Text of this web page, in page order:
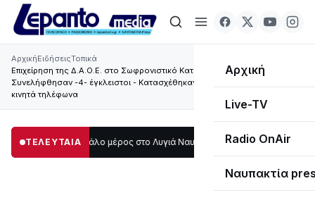
Αρχική
Live-TV
Radio OnAir
Ναυπακτία
ΑρχικήΕιδήσειςΤοπικά
Επιχείρηση της Δ.Α.Ο.Ε. στο Σωφρονιστικό Κατάστημα Μαλανδρίνου -
Συνελήφθησαν -4- έγκλειστοι - Κατασχέθηκαν μαχαίρια, σουβλί και
κινητά τηλέφωνα
ΤΕΛΕΥΤΑΙΑ
σκοτάδι μεγάλο μέρος στο Λυγιά Ναυπάκτου12:08 Σε τροχιά